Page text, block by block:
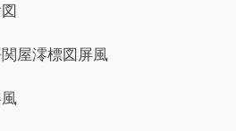
屋澪標図屏風